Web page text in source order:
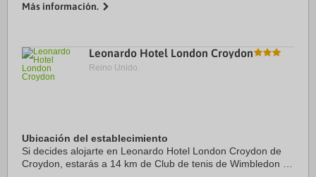
coche de Parque Nacional Peak ...
Más información.
Leonardo Hotel London Croydon
Reino Unido.
Ubicación del establecimiento
Si decides alojarte en Leonardo Hotel London Croydon de
Croydon, estarás a 14 km de Club de tenis de Wimbledon y